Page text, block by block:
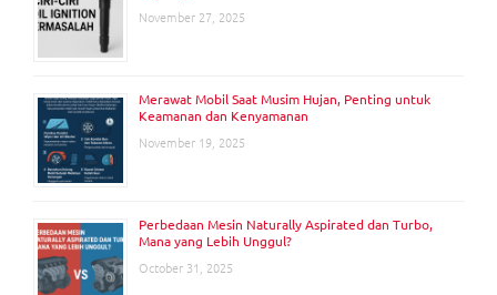
November 27, 2025
Merawat Mobil Saat Musim Hujan, Penting untuk
Keamanan dan Kenyamanan
November 19, 2025
Perbedaan Mesin Naturally Aspirated dan Turbo,
Mana yang Lebih Unggul?
October 31, 2025